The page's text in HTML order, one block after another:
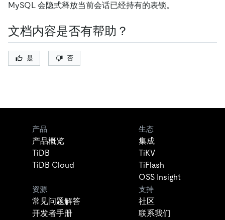
MySQL 会隐式释放当前会话已经持有的表锁。
文档内容是否有帮助？
是 否
产品
产品概览
TiDB
TiDB Cloud
生态
集成
TiKV
TiFlash
OSS Insight
资源
常见问题解答
开发者手册
支持
社区
联系我们